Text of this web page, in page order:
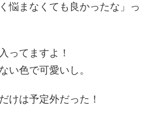
悩まなくても良かったな」っ
ってますよ！
い色で可愛いし。
けは予定外だった！